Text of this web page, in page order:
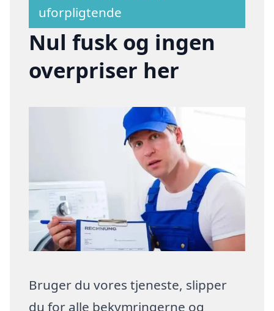
uforpligtende
Nul fusk og ingen
overpriser her
Bruger du vores tjeneste, slipper
du for alle bekymringerne og